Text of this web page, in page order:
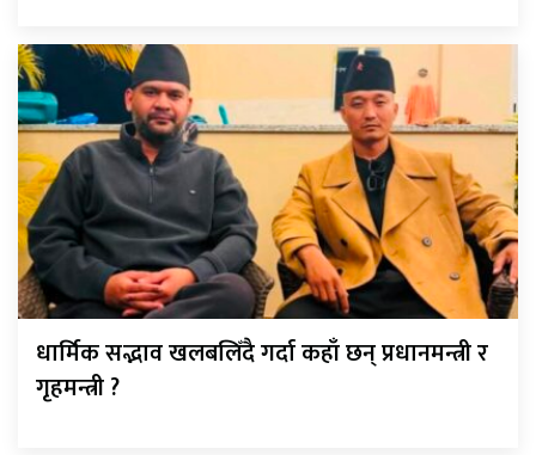
धार्मिक सद्भाव खलबलिँदै गर्दा कहाँ छन् प्रधानमन्त्री र
गृहमन्त्री ?